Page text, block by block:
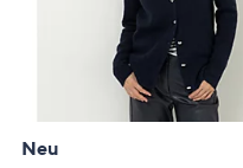
Neu